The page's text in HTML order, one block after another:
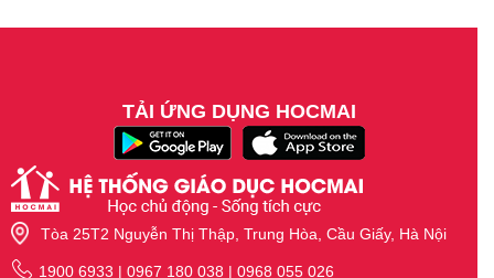
TẢI ỨNG DỤNG HOCMAI
Tòa 25T2 Nguyễn Thị Thập, Trung Hòa, Cầu Giấy, Hà Nội
1900 6933 | 0967 180 038 | 0968 055 026